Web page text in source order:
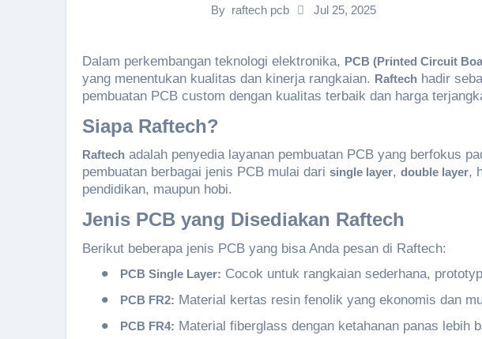
By raftech pcb Jul 25, 2025
Dalam perkembangan teknologi elektronika, PCB (Printed Circuit
yang menentukan kualitas dan kinerja rangkaian. Raftech hadir
pembuatan PCB custom dengan kualitas terbaik dan harga
Siapa Raftech?
Raftech adalah penyedia layanan pembuatan PCB yang berfokus
pembuatan berbagai jenis PCB mulai dari single layer, double layer,
pendidikan, maupun hobi.
Jenis PCB yang Disediakan Raftech
Berikut beberapa jenis PCB yang bisa Anda pesan di Raftech:
• PCB Single Layer: Cocok untuk rangkaian sederhana,
• PCB FR2: Material kertas resin fenolik yang ekonomis dan
• PCB FR4: Material fiberglass dengan ketahanan panas lebih